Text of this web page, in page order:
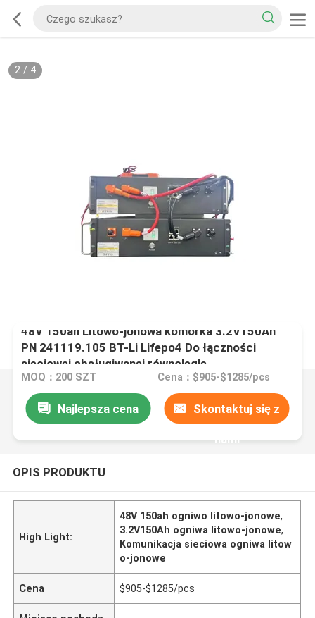
2/ 4
48V 150ah Litowo-jonowa komórka 3.2V150Ah
PN 241119.105 BT-Li Lifepo4 Do łączności
sieciowej obsługiwanej równolegle
MOQ：200 SZT Cena：$905-$1285/pcs
Najlepsza cena Skontaktuj się z
nami
OPIS PRODUKTU
High Light:
48V 150ah ogniwo litowo-jonowe,
3.2V150Ah ogniwa litowo-jonowe,
Komunikacja sieciowa ogniwa litow
o-jonowe
Cena $905-$1285/pcs